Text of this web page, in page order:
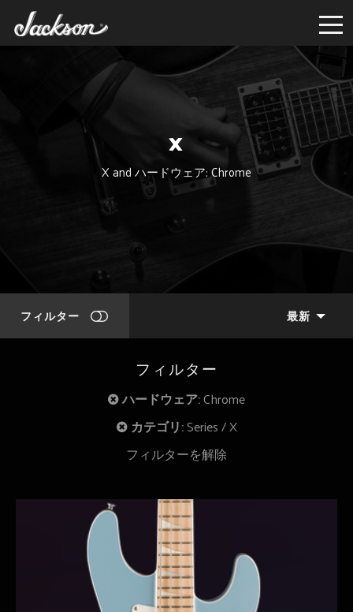
X
X and ハードウェア: Chrome
フィルター 最新
フィルター
ハードウェア:Chrome
カテゴリ:Series X
フィルターを解除